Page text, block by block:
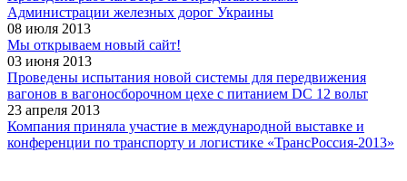
Администрации железных дорог Украины
08 июля 2013
Мы открываем новый сайт!
03 июня 2013
Проведены испытания новой системы для передвижения
вагонов в вагоносборочном цехе с питанием DC 12 вольт
23 апреля 2013
Компания приняла участие в международной выставке и
конференции по транспорту и логистике «ТрансРоссия-2013»